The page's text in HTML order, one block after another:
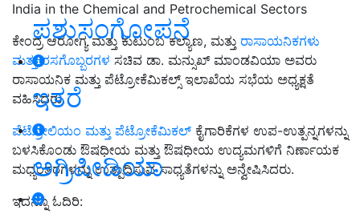
ಪಶುಸಂಗೋಪನೆ
ಇತರೆ
ಅಗ್ರಿಪೀಡಿಯಾ
India in the Chemical and Petrochemical Sectors
ಕೇಂದ್ರ ಆರೋಗ್ಯ ಮತ್ತು ಕುಟುಂಬ ಕಲ್ಯಾಣ, ಮತ್ತು ರಾಸಾಯನಿಕಗಳು
ಮತ್ತು ರಸಗೊಬ್ಬರಗಳ ಸಚಿವ ಡಾ. ಮನ್ಸುಖ್ ಮಾಂಡವಿಯಾ ಅವರು
ರಾಸಾಯನಿಕ ಮತ್ತು ಪೆಟ್ರೋಕೆಮಿಕಲ್ಸ್ ಇಲಾಖೆಯ ಸಭೆಯ ಅಧ್ಯಕ್ಷತೆ
ವಹಿಸಿದರು.
ಪೆಟ್ರೋಲಿಯಂ ಮತ್ತು ಪೆಟ್ರೋಕೆಮಿಕಲ್ ಕೈಗಾರಿಕೆಗಳ ಉಪ-ಉತ್ಪನ್ನಗಳನ್ನು
ಬಳಸಿಕೊಂಡು ಔಷಧೀಯ ಮತ್ತು ಔಷಧೀಯ ಉದ್ಯಮಗಳಿಗೆ ನಿರ್ಣಾಯಕ
ಮಧ್ಯಂತರಗಳನ್ನು ಉತ್ಪಾದಿಸುವ ಸಾಧ್ಯತೆಗಳನ್ನು ಅನ್ವೇಷಿಸಿದರು.
ಇದನ್ನೂ ಓದಿರಿ: